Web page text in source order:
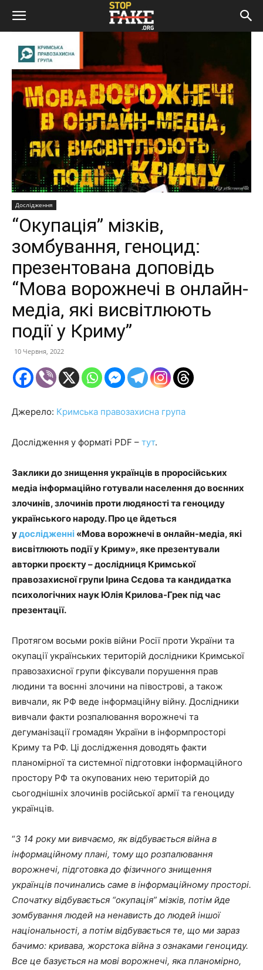
Дослідження
“Окупація” мізків,
зомбування, геноцид:
презентована доповідь
“Мова ворожнечі в онлайн-
медіа, які висвітлюють
події у Криму”
10 Червня, 2022
Джерело: Кримська правозахисна група
Дослідження у форматі PDF – тут.
Заклики до знищення українців в проросійських
медіа інформаційно готували населення до воєнних
злочинів, злочинів проти людяності та геноциду
українського народу. Про це йдеться
удослідженні «Мова ворожнечі в онлайн-медіа, які
висвітлюють події у Криму», яке презентували
авторки проєкту – дослідниця Кримської
правозахисної групи Ірина Сєдова та кандидатка
психологічних наук Юлія Крилова-Грек під час
презентації.
Протягом восьми років війни Росії проти України та
окупації українських територій дослідники Кримської
правозахисної групи фіксували порушення прав
людини та воєнні злочини на півострові, а також
вивчали, як РФ веде інформаційну війну. Дослідники
вивчали факти розпалювання ворожнечі та
дегуманізації громадян України в інформпросторі
Криму та РФ. Ці дослідження доводять факти
планомірної та системної підготовки інформаційного
простору РФ та окупованих нею територій до
сьогоднішніх злочинів російської армії та геноциду
українців.
“З 14 року ми вивчаємо, як відбувається війна в
інформаційному плані, тому що розпалювання
ворожнечі, підготовка до фізичного знищення
українців починались саме в інформаційному просторі.
Спочатку відбувається “окупація” мізків, потім йде
зомбування людей на ненависть до людей іншої
національності, а потім відбувається те, що ми зараз
бачимо: кривава, жорстока війна з ознаками геноциду.
Все це базується на мові ворожнечі, яка планомірно,